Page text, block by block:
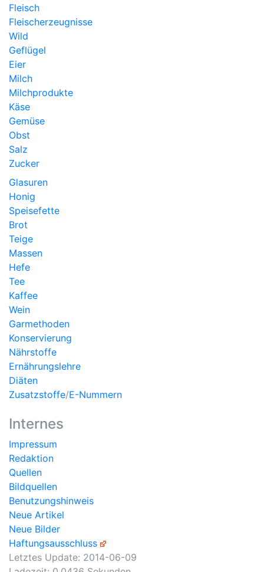
Fleisch
Fleischerzeugnisse
Wild
Geflügel
Eier
Milch
Milchprodukte
Käse
Gemüse
Obst
Salz
Zucker
Glasuren
Honig
Speisefette
Brot
Teige
Massen
Hefe
Tee
Kaffee
Wein
Garmethoden
Konservierung
Nährstoffe
Ernährungslehre
Diäten
Zusatzstoffe/E-Nummern
Internes
Impressum
Redaktion
Quellen
Bildquellen
Benutzungshinweis
Neue Artikel
Neue Bilder
Haftungsausschluss
Letztes Update: 2014-06-09